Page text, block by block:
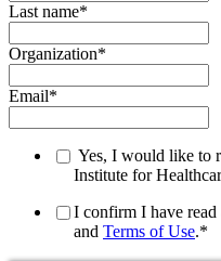
Last name*
Organization*
Email*
Yes, I would like to
Institute for
I confirm I have read
and Terms of Use.*